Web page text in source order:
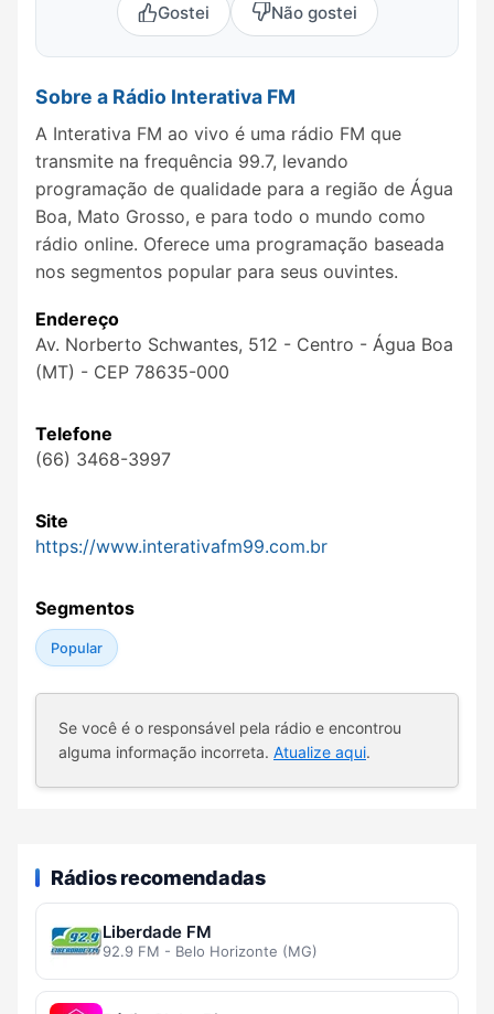
Gostei Não gostei
Sobre a Rádio Interativa FM
A Interativa FM ao vivo é uma rádio FM que
transmite na frequência 99.7, levando
programação de qualidade para a região de Água
Boa, Mato Grosso, e para todo o mundo como
rádio online. Oferece uma programação baseada
nos segmentos popular para seus ouvintes.
Endereço
Av. Norberto Schwantes, 512 - Centro - Água Boa
(MT) - CEP 78635-000
Telefone
(66) 3468-3997
Site
https://www.interativafm99.com.br
Segmentos
Popular
Se você é o responsável pela rádio e encontrou
alguma informação incorreta. Atualize aqui.
Rádios recomendadas
Liberdade FM
92.9 FM - Belo Horizonte (MG)